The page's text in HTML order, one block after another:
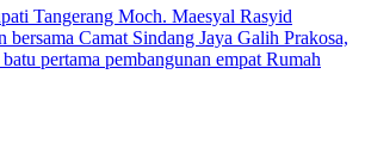
Tangerang Moch. Maesyal Rasyid
bersama Camat Sindang Jaya Galih Prakosa,
pertama pembangunan empat Rumah